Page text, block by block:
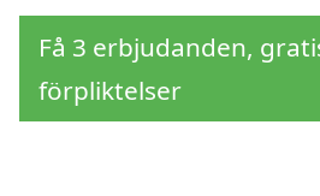
Få 3 erbjudanden,
förpliktelser